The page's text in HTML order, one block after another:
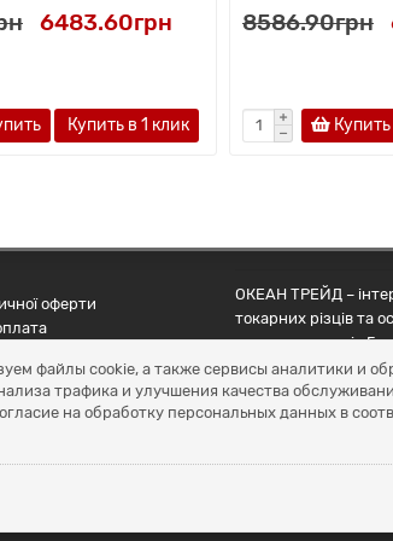
6483.60грн
Купить в 1 клик
8586.90грн
Купить
оферти
20-02
ОКЕАН ТРЕЙД –
токарних різців та
наших партнерів
файлы cookie, а также сервисы аналитики и
трафика и улучшения качества
на обработку персональных данных в